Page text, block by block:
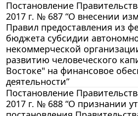
Постановление
2017 г. № 687 “О внесении
Правил предоставления из
бюджета субсидии
некоммерческой
развитию человеческого
Востоке" на финансовое
деятельности”
Постановление
2017 г. № 688 “О признании